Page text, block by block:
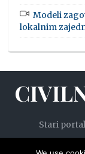
Modeli
lokalnim
Stari portal